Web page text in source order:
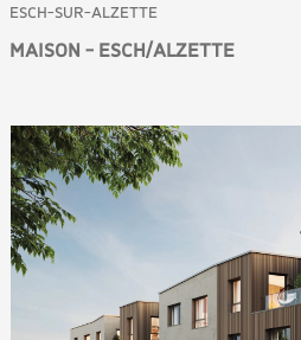
ESCH-SUR-ALZETTE
MAISON - ESCH/ALZETTE